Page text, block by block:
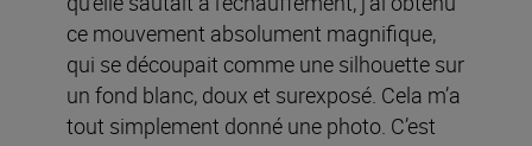
ce mouvement absolument magnifique,
qui se découpait comme une silhouette sur
un fond blanc, doux et surexposé. Cela m’a
tout simplement donné une photo. C’est